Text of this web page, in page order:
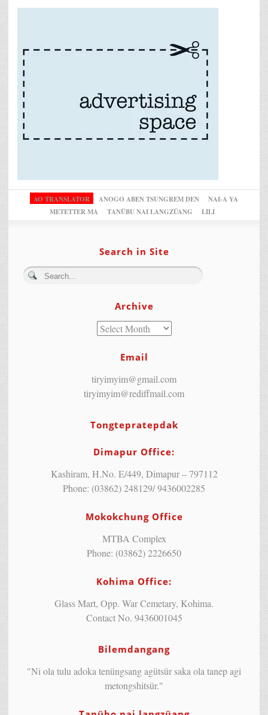
AO TRANSLATOR ANOGO ABEN TSUNGREM DEN
NAI-A YA
METETTER MA
TANÜBU NAI LANGZÜANG LILI
Search in Site
Archive
Email
tiryimyim@gmail.com
tiryimyim@rediffmail.com
Tongtepratepdak
Dimapur Office:
Kashiram, H.No. E/449, Dimapur – 797112
Phone: (03862) 248129/ 9436002285
Mokokchung Office
MTBA Complex
Phone: (03862) 2226650
Kohima Office:
Glass Mart, Opp. War Cemetary, Kohima.
Contact No. 9436001045
Bilemdangang
"Ni ola tulu adoka tenüngsang agütsür saka ola tanep agi
metongshitsür."